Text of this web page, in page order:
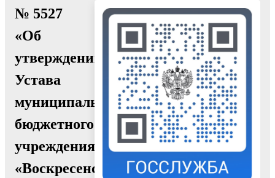
№ 5527
«Об
утверждении
Устава
муниципального
бюджетного
учреждения
«Воскресенский